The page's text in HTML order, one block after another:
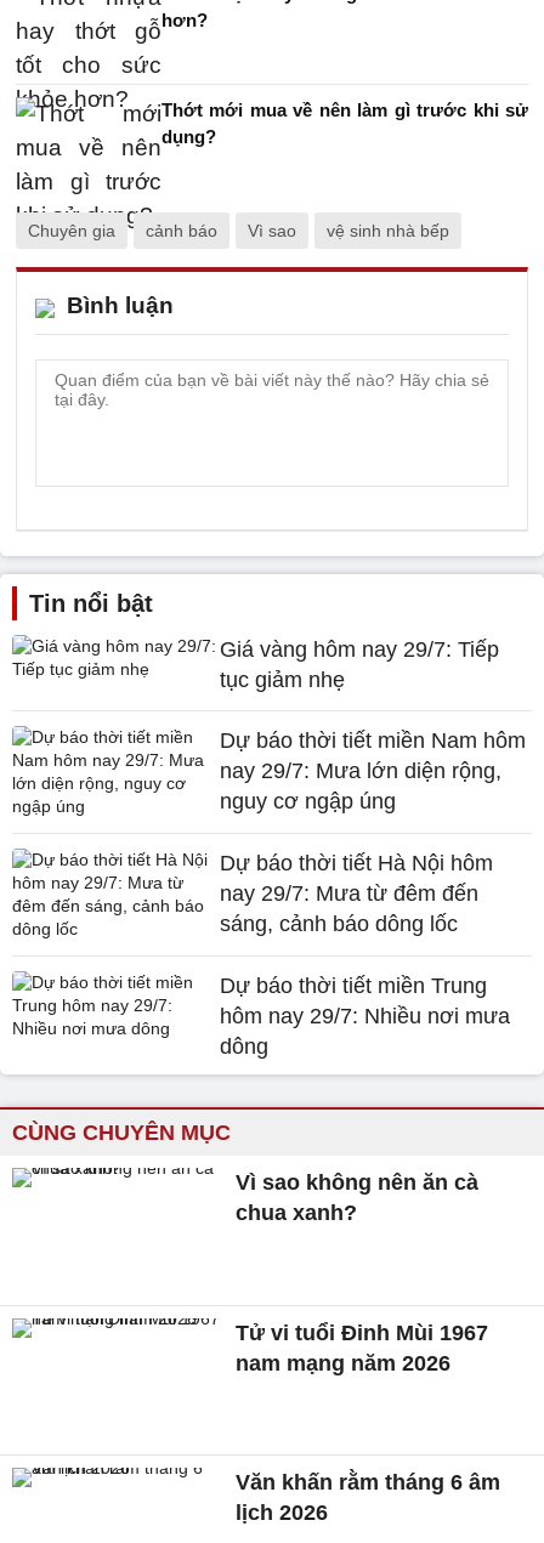
hơn?
Thớt mới mua về nên làm gì trước khi sử
dụng?
Chuyên gia cảnh báo Vì sao vệ sinh nhà bếp
Bình luận
Tin nổi bật
Giá vàng hôm nay 29/7: Tiếp
tục giảm nhẹ
Dự báo thời tiết miền Nam hôm
nay 29/7: Mưa lớn diện rộng,
nguy cơ ngập úng
Dự báo thời tiết Hà Nội hôm
nay 29/7: Mưa từ đêm đến
sáng, cảnh báo dông lốc
Dự báo thời tiết miền Trung
hôm nay 29/7: Nhiều nơi mưa
dông
CÙNG CHUYÊN MỤC
Vì sao không nên ăn cà
chua xanh?
Tử vi tuổi Đinh Mùi 1967
nam mạng năm 2026
Văn khấn rằm tháng 6 âm
lịch 2026